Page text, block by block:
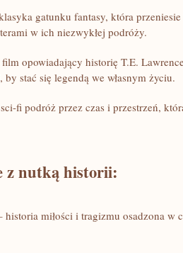
gatunku⁢ fantasy, która
w ⁣ich niezwykłej podróży.
opowiadający ‍historię ⁢T.E.
stać⁤ się‌ legendą we ⁤własnym życiu.
fi podróż ⁢przez czas⁤ i przestrzeń,
z nutką historii:
historia miłości i tragizmu osadzona w